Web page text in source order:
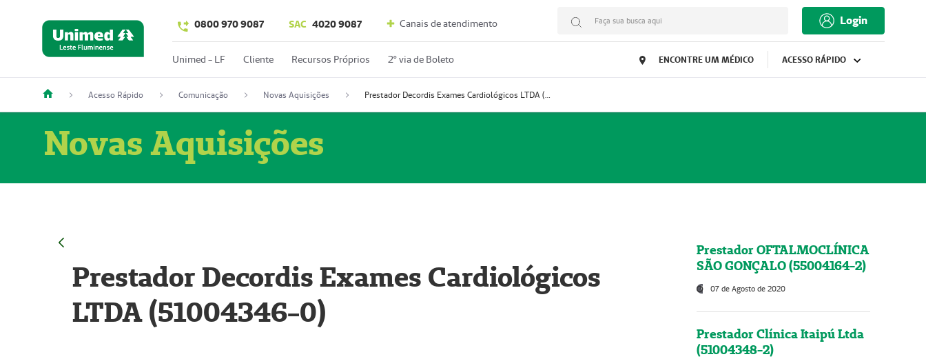
0800 970 9087 SAC 4020 9087 Canais de atendimento Faça sua busca aqui Login
Unimed - LF Cliente Recursos Próprios 2º via de Boleto ENCONTRE UM MÉDICO ACESSO RÁPIDO
Acesso Rápido Comunicação Novas Aquisições Prestador Decordis Exames Cardiológicos LTDA (51004346-0)
Novas Aquisições
Prestador Decordis Exames Cardiológicos
LTDA (51004346-0)
Prestador OFTALMOCLÍNICA
SÃO GONÇALO (55004164-2)
07 de Agosto de 2020
Prestador Clínica Itaipú Ltda
(51004348-2)